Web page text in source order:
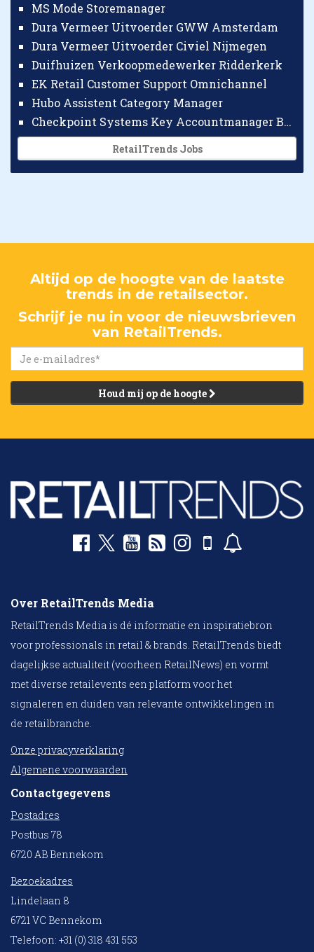
MS Mode Storemanager
Dura Vermeer Uitvoerder GWW Amsterdam
Dura Vermeer Uitvoerder Civiel Nijmegen
Duifhuizen Verkoopmedewerker Ridderkerk
EK Retail Customer Support Omnichannel
Hubo Assistent Category Manager
Checkpoint Systems Key Accountmanager Benelux
RetailTrends Jobs
Altijd op de hoogte van de laatste
trends in de retailsector.
Schrijf je nu in voor de nieuwsbrieven
van RetailTrends.
Houd mij op de hoogte
Over RetailTrends Media
RetailTrends Media is dé informatie en inspiratiebron
voor professionals in retail & brands. RetailTrends biedt
dagelijkse actualiteit (voorheen RetailNews) en vormt
met diverse retailevents een platform voor het
signaleren en duiden van relevante ontwikkelingen in
de retailbranche.
Onze privacyverklaring
Algemene voorwaarden
Contactgegevens
Postadres
Postbus 78
6720 AB Bennekom
Bezoekadres
Lindelaan 8
6721 VC Bennekom
Telefoon: +31 (0) 318 431 553